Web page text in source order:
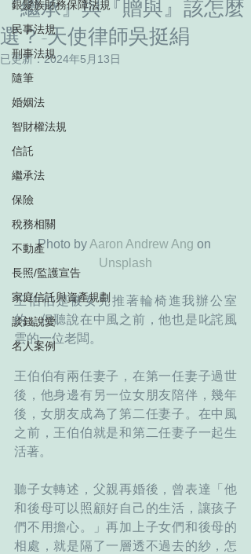
銀髮族財務保障法規
民事法規
刑事法規
隨筆
婚姻法
智財權法規
信託
繼承法
保險
稅務相關
不動產
長照/監護宣告
家庭信託與資產規劃
談錢說愛
名人案例
『繼承』與『贈與』該怎麼
選？-天使律師吳挺絹
已更新：2024年5月13日
Photo by Aaron Andrew Ang on
Unsplash
王伯伯是被女兒推著輪椅進我辦公室
的，但聽說在中風之前，他也是叱詫風
雲的一位老闆。
王伯伯有兩任妻子，在第一任妻子過世
後，他身邊有另一位女朋友陪伴，幾年
後，女朋友成為了第二任妻子。在中風
之前，王伯伯就是和第二任妻子一起生
活著。
聽子女轉述，父親再婚後，曾表達「他
和後母可以照顧好自己的生活，讓孩子
們不用擔心。」再加上子女們和後母的
相處，就是隔了一層透不過去的紗，怎